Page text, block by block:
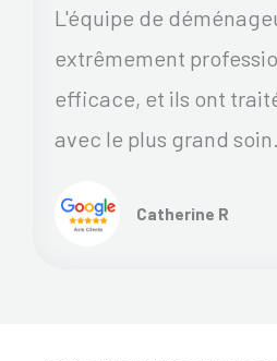
L'équipe de
extrêmement
efficace, et ils ont
avec le plus grand
Catherine R